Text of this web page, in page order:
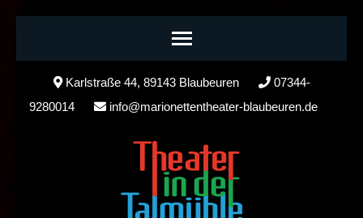
Karlstraße 44, 89143 Blaubeuren
07344-
9280014
info@marionettentheater-blaubeuren.de